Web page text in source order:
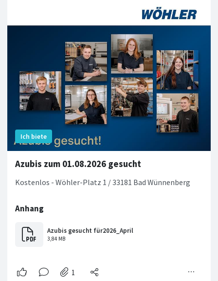
Azubis zum 01.08.2026 gesucht
Kostenlos - Wöhler-Platz 1 / 33181 Bad Wünnenberg